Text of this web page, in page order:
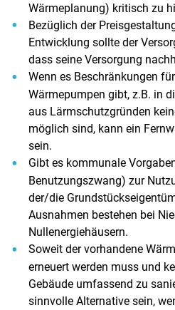
Wärmeplanung) kritisch zu
Bezüglich der
Entwicklung sollte der
dass seine Versorgung
Wenn es Beschränkungen
Wärmepumpen gibt, z.B. in
aus Lärmschutzgründen
möglich sind, kann ein
sein.
Gibt es kommunale
Benutzungszwang) zur
der/die
Ausnahmen bestehen bei
Nullenergiehäusern.
Soweit der vorhandene
erneuert werden muss und
Gebäude umfassend zu
sinnvolle Alternative sein,